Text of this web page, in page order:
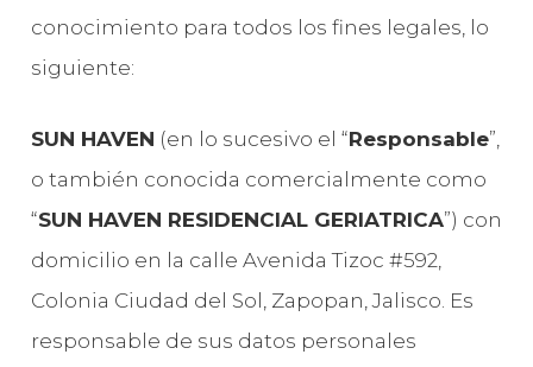
conocimiento para todos los fines legales, lo
siguiente:
SUN HAVEN (en lo sucesivo el “Responsable”,
o también conocida comercialmente como
“SUN HAVEN RESIDENCIAL GERIATRICA”) con
domicilio en la calle Avenida Tizoc #592,
Colonia Ciudad del Sol, Zapopan, Jalisco. Es
responsable de sus datos personales